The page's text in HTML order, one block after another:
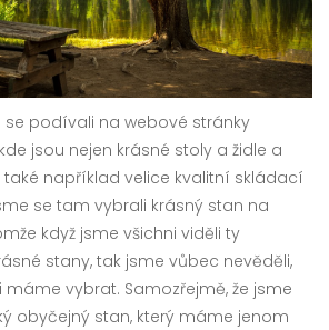
se podívali na webové stránky
jsou nejen krásné stoly a židle a
také například velice kvalitní skládací
se tam vybrali krásný stan na
když jsme všichni viděli ty
stany, tak jsme vůbec nevěděli,
máme vybrat. Samozřejmě, že jsme
obyčejný stan, který máme jenom